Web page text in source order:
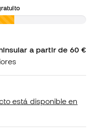
a partir de 60 €
está disponible en